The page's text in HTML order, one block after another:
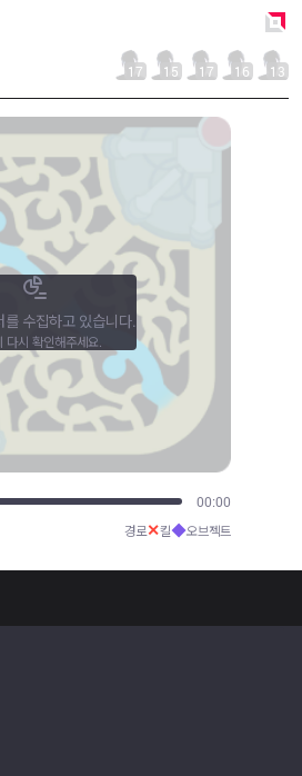
17 15 17 16 13
00:00
경로✕킬◆오브젝트
수집하고 있습니다.
다시 확인해주세요.